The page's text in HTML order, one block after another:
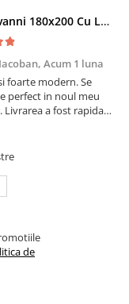
Pat Giovanni 180x200 Cu Lada De Depozitare Tapitat Catifea Gri Somiera Inclusa
Acum 1 luna
foarte modern. Se
perfect in noul meu
a fost rapida
de